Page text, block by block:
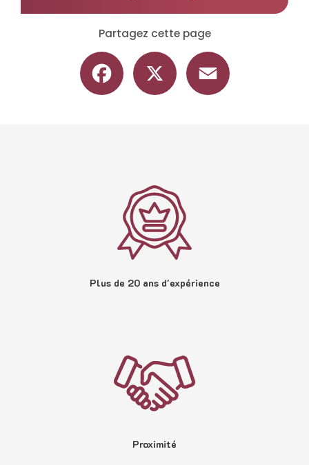
Partagez cette page
Facebook
Plus de 20 ans d'expérience
Proximité